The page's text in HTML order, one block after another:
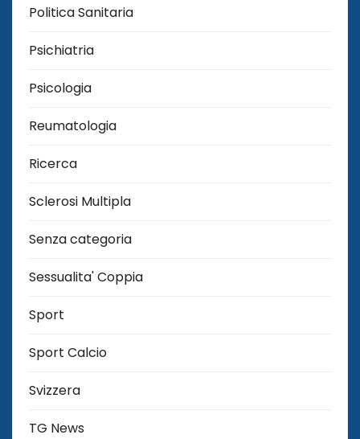
Politica Sanitaria
Psichiatria
Psicologia
Reumatologia
Ricerca
Sclerosi Multipla
Senza categoria
Sessualita' Coppia
Sport
Sport Calcio
Svizzera
TG News